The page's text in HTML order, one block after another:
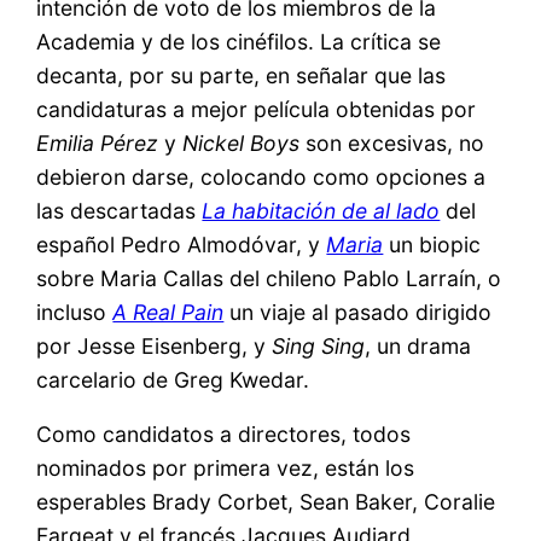
intención de voto de los miembros de la
Academia y de los cinéfilos. La crítica se
decanta, por su parte, en señalar que las
candidaturas a mejor película obtenidas por
Emilia Pérez y Nickel Boys son excesivas, no
debieron darse, colocando como opciones a
las descartadas La habitación de al lado del
español Pedro Almodóvar, y Maria un biopic
sobre Maria Callas del chileno Pablo Larraín, o
inclusoA Real Pain un viaje al pasado dirigido
por Jesse Eisenberg, ySing Sing, un drama
carcelario de Greg Kwedar.
Como candidatos a directores, todos
nominados por primera vez, están los
esperables Brady Corbet, Sean Baker, Coralie
Fargeat y el francés Jacques Audiard,